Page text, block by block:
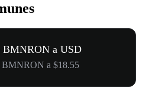
BMNRON a USD
BMNRON a $18.55